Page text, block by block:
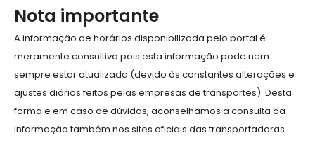
Nota importante
A informação de horários disponibilizada pelo portal é
meramente consultiva pois esta informação pode nem
sempre estar atualizada (devido às constantes alterações e
ajustes diários feitos pelas empresas de transportes). Desta
forma e em caso de dúvidas, aconselhamos a consulta da
informação também nos sites oficiais das transportadoras.